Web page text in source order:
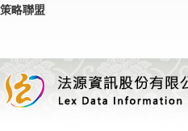
策略聯盟